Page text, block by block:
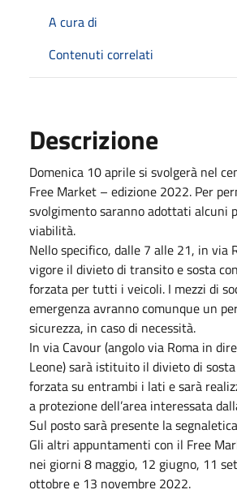
A cura di
Contenuti correlati
Descrizione
Domenica 10 aprile si svolgerà nel
Free Market – edizione 2022. Per
svolgimento saranno adottati alcuni
viabilità.
Nello specifico, dalle 7 alle 21, in via
vigore il divieto di transito e sosta
forzata per tutti i veicoli. I mezzi di
emergenza avranno comunque un
sicurezza, in caso di necessità.
In via Cavour (angolo via Roma in
Leone) sarà istituito il divieto di
forzata su entrambi i lati e sarà
a protezione dell’area interessata
Sul posto sarà presente la
Gli altri appuntamenti con il Free
nei giorni 8 maggio, 12 giugno, 11
ottobre e 13 novembre 2022.